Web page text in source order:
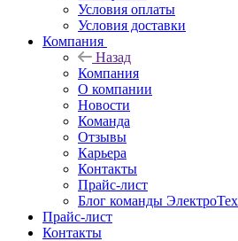
Условия оплаты
Условия доставки
Компания
Назад
Компания
О компании
Новости
Команда
Отзывы
Карьера
Контакты
Прайс-лист
Блог команды
Прайс-лист
Контакты